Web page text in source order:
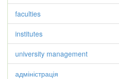
faculties
institutes
university management
адміністрація